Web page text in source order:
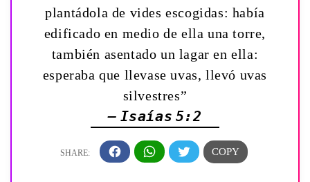
plantádola de vides escogidas: había
edificado en medio de ella una torre,
también asentado un lagar en ella:
esperaba que llevase uvas, llevó uvas
silvestres”
— Isaías 5:2